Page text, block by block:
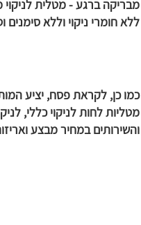
מבריקה ברגע - מטלית לניקוי
ללא חומרי ניקוי וללא סימנים
כמו כן, לקראת פסח, יציע
מטליות לחות לניקוי כללי,
והשירותים במחיר מבצע ואריזות עם 20%